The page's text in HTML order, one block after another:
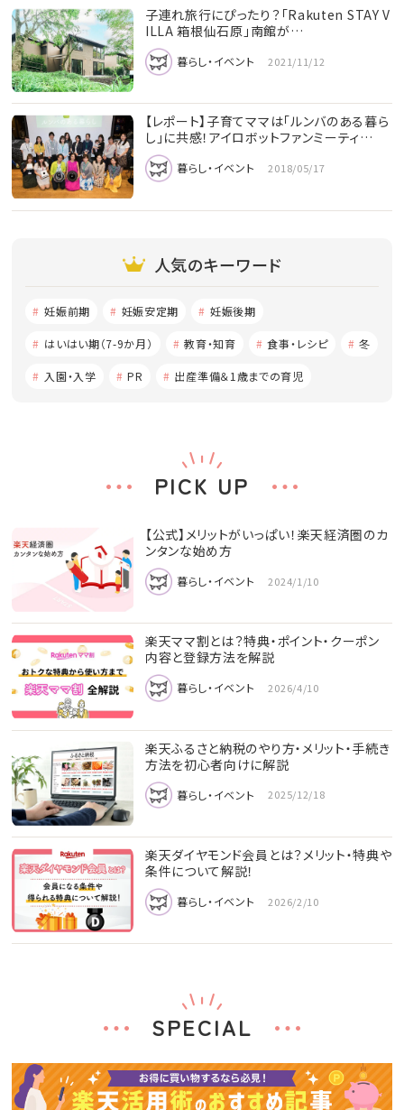
子連れ旅行にぴったり？「Rakuten STAY V
ILLA 箱根仙石原」南館が…
暮らし・イベント 2021/11/12
【レポート】子育てママは「ルンバのある暮ら
し」に共感！アイロボットファンミーティ…
暮らし・イベント 2018/05/17
人気のキーワード
妊娠前期 妊娠安定期 妊娠後期
はいはい期（7-9か月） 教育・知育 食事・レシピ 冬
入園・入学 PR 出産準備＆1歳までの育児
PICK UP
【公式】メリットがいっぱい！楽天経済圏のカ
ンタンな始め方
暮らし・イベント 2024/1/10
楽天ママ割とは？特典・ポイント・クーポン
内容と登録方法を解説
暮らし・イベント 2026/4/10
楽天ふるさと納税のやり方・メリット・手続き
方法を初心者向けに解説
暮らし・イベント 2025/12/18
楽天ダイヤモンド会員とは？メリット・特典や
条件について解説！
暮らし・イベント 2026/2/10
SPECIAL